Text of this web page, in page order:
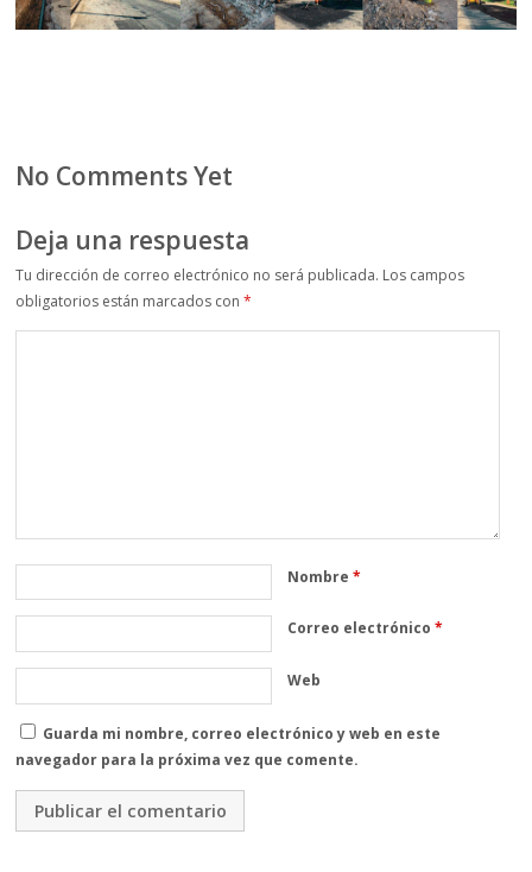
No Comments Yet
Deja una respuesta
Tu dirección de correo electrónico no será publicada. Los campos
obligatorios están marcados con*
Nombre*
Correo electrónico*
Web
Guarda mi nombre, correo electrónico y web en este
navegador para la próxima vez que comente.